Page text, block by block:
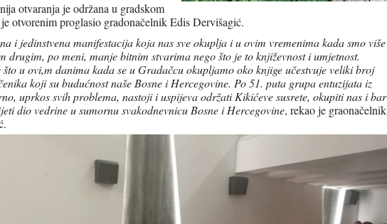
otvaranja je održana u gradskom
otvorenim proglasio gradonačelnik Edis Dervišagić.
i jedinstvena manifestacija koja nas sve okuplja i u ovim vremenima kada smo više
drugim, po meni, manje bitnim stvarima nego što je to književnost i umjetnost.
u ovi,m danima kada se u Gradačcu okupljamo oko knjige učestvuje veliki broj
koji su budućnost naše Bosne i Hercegovine. Po 51. puta grupa entuzijata iz
uprkos svih problema, nastoji i uspijeva održati Kikićeve susrete, okupiti nas i bar
dio vedrine u sumornu svakodnevnicu Bosne i Hercegovine, rekao je graonačelnik